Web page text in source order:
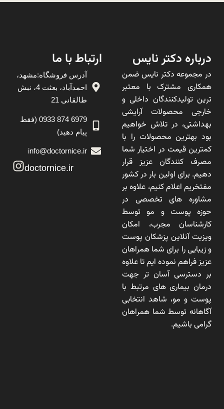
درباره دکتر نایس
در مجموعه دکتر نایس ضمن
همکاری مشترک با معتبر
ترین تولیدکنندگان داخلی و
خارجی محصولات آرایشی
بهداشتی، در تلاش خواهیم
بود بهترین محصولات را با
کمترین قیمت در اختیار شما
مصرف کنندگان عزیز قرار
دهیم. برای اولین بار در کشور
مفتخریم اعلام کنیم، علاوه بر
مشاوره های تخصصی در
حوزه پوست و مو توسط
کارشناسان مجرب، امکان
ویزیت آنلاین پزشکان پوست
و زیبایی را برای شما همراهان
عزیز فراهم نموده ایم تا علاوه
بر دسترسی آسان تر جهت
درمان بیماری های مرتبط با
پوست و مو، شاهد انتخابی
آگاهانه توسط شما همراهان
گرامی باشیم.
ارتباط با ما
آدرس فروشگاه:مشهد،
احمدآباد، بعثت 4، نبش
طالقانی 21
6979 874 0933 (فقط
پیام دهید)
info@doctornice.ir
doctornice.ir